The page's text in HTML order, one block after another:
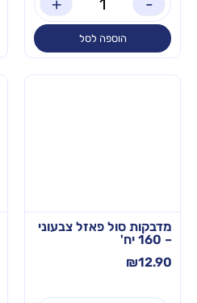
הוספה לסל
מדבקות סול פאזל צבעוני
– 160 יח'
₪12.90